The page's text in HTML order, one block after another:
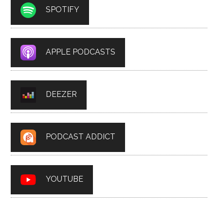
SPOTIFY
APPLE PODCASTS
DEEZER
PODCAST ADDICT
YOUTUBE